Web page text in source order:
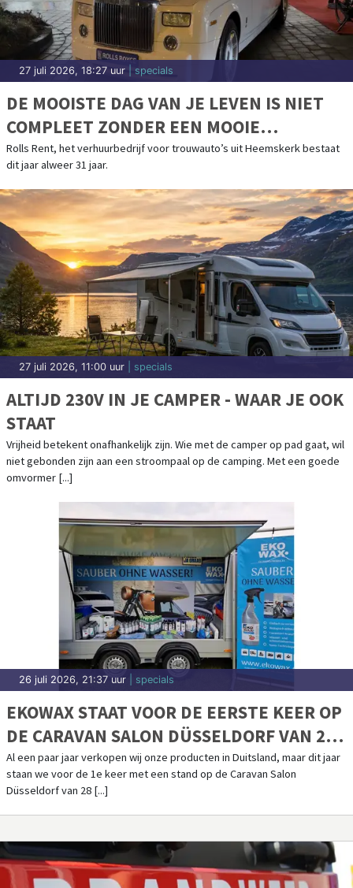
27 juli 2026, 18:27 uur | specials
DE MOOISTE DAG VAN JE LEVEN IS NIET
COMPLEET ZONDER EEN MOOIE
TROUWAUTO
Rolls Rent, het verhuurbedrijf voor trouwauto’s uit Heemskerk bestaat
dit jaar alweer 31 jaar.
27 juli 2026, 11:00 uur | specials
ALTIJD 230V IN JE CAMPER - WAAR JE OOK
STAAT
Vrijheid betekent onafhankelijk zijn. Wie met de camper op pad gaat, wil
niet gebonden zijn aan een stroompaal op de camping. Met een goede
omvormer [...]
26 juli 2026, 21:37 uur | specials
EKOWAX STAAT VOOR DE EERSTE KEER OP
DE CARAVAN SALON DÜSSELDORF VAN 28
AUGUSTUS T/M 6 SEPTEMBER
Al een paar jaar verkopen wij onze producten in Duitsland, maar dit jaar
staan we voor de 1e keer met een stand op de Caravan Salon
Düsseldorf van 28 [...]